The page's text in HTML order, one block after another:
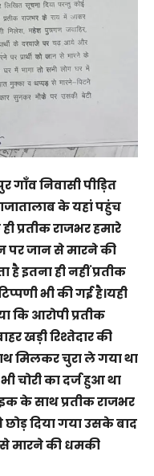
गाँव निवासी पीड़ित
के यहां पहुंच
प्रतीक राजभर हमारे
पर जान से मारने की
इतना ही नहीं प्रतीक
भी की गई है।यही
कि आरोपी प्रतीक
खड़ी रिश्तेदार की
मिलकर चुरा ले गया था
चोरी का दर्ज हुआ था
के साथ प्रतीक राजभर
दिया गया उसके बाद
से मारने की धमकी